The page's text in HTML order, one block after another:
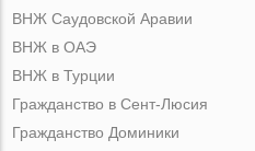
ВНЖ Саудовской Аравии
ВНЖ в ОАЭ
ВНЖ в Турции
Гражданство в Сент-Люсия
Гражданство Доминики